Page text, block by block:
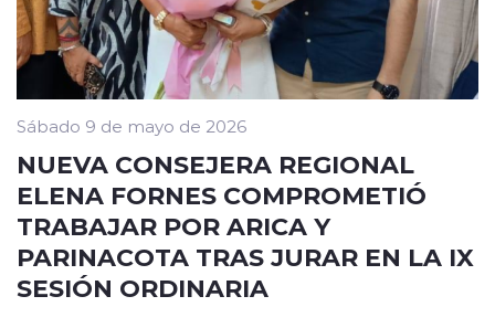
Sábado 9 de mayo de 2026
NUEVA CONSEJERA REGIONAL
ELENA FORNES COMPROMETIÓ
TRABAJAR POR ARICA Y
PARINACOTA TRAS JURAR EN LA IX
SESIÓN ORDINARIA